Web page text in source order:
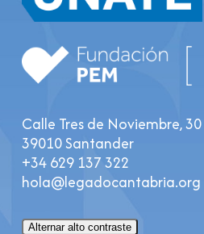
Calle Tres de Noviembre, 30
39010 Santander
+34 629 137 322
hola@legadocantabria.org
Alternar alto contraste